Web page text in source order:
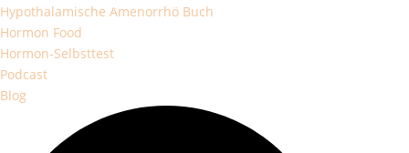
Hypothalamische Amenorrhö Buch
Hormon Food
Hormon-Selbsttest
Podcast
Blog